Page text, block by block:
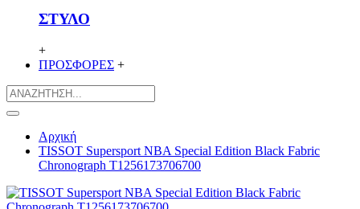
ΣΤΥΛΟ
+
ΠΡΟΣΦΟΡΕΣ +
Αρχική
TISSOT Supersport NBA Special Edition Black Fabric
Chronograph T1256173706700